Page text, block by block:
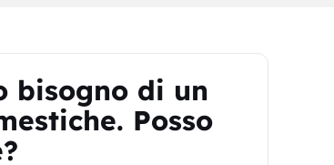
bisogno di un
Posso